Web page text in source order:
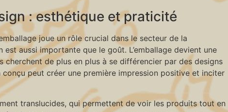
: esthétique et praticité
joue un rôle crucial dans le secteur de la
aussi importante que le goût. L’emballage devient une
cherchent de plus en plus à se différencier par des designs
peut créer une première impression positive et inciter
translucides, qui permettent de voir les produits tout en